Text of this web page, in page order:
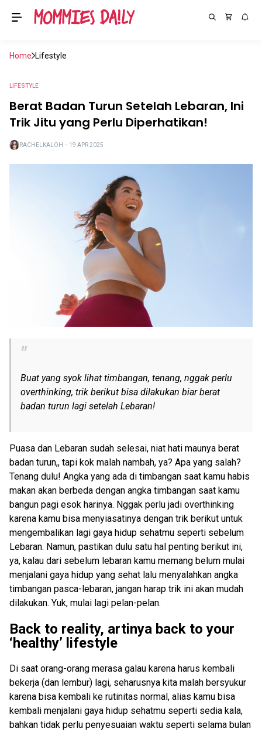
Home Lifestyle
LIFESTYLE
Berat Badan Turun Setelah Lebaran, Ini
Trik Jitu yang Perlu Diperhatikan!
RACHELKALOH ・ 19 APR 2025
Buat yang syok lihat timbangan, tenang, nggak perlu
overthinking, trik berikut bisa dilakukan biar berat
badan turun lagi setelah Lebaran!
Puasa dan Lebaran sudah selesai, niat hati maunya berat
badan turun,, tapi kok malah nambah, ya? Apa yang salah?
Tenang dulu! Angka yang ada di timbangan saat kamu habis
makan akan berbeda dengan angka timbangan saat kamu
bangun pagi esok harinya. Nggak perlu jadi overthinking
karena kamu bisa menyiasatinya dengan trik berikut untuk
mengembalikan lagi gaya hidup sehatmu seperti sebelum
Lebaran. Namun, pastikan dulu satu hal penting berikut ini,
ya, kalau dari sebelum lebaran kamu memang belum mulai
menjalani gaya hidup yang sehat lalu menyalahkan angka
timbangan pasca-lebaran, jangan harap trik ini akan mudah
dilakukan. Yuk, mulai lagi pelan-pelan.
Back to reality, artinya back to your
‘healthy’ lifestyle
Di saat orang-orang merasa galau karena harus kembali
bekerja (dan lembur) lagi, seharusnya kita malah bersyukur
karena bisa kembali ke rutinitas normal, alias kamu bisa
kembali menjalani gaya hidup sehatmu seperti sedia kala,
bahkan tidak perlu penyesuaian waktu seperti selama bulan